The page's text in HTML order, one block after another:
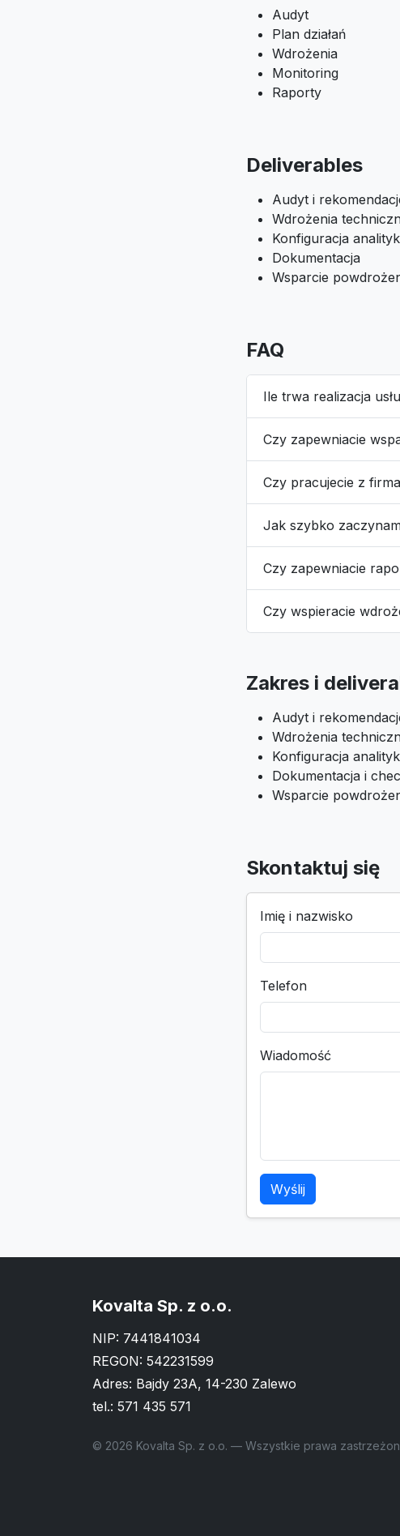
Audyt
Plan działań
Wdrożenia
Monitoring
Raporty
Deliverables
Audyt i
Wdrożenia
Konfiguracja
Dokumentacja
Wsparcie
FAQ
Ile trwa realizacja
Czy zapewniacie
Czy pracujecie z
Jak szybko
Czy zapewniacie
Czy wspieracie
Zakres i
Audyt i
Wdrożenia
Konfiguracja
Dokumentacja i
Wsparcie
Skontaktuj się
Imię i nazwisko
Telefon
Wiadomość
Wyślij
Kovalta Sp. z o.o.
NIP: 7441841034
REGON: 542231599
Adres: Bajdy 23A, 14-230 Zalewo
tel.: 571 435 571
© 2026 Kovalta Sp. z o.o. — Wszystkie prawa